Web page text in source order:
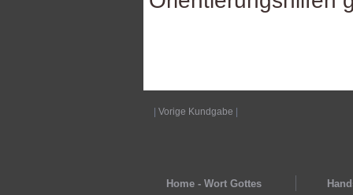
Vorige Kundgabe
Home - Wort Gottes